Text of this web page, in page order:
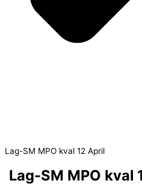
Lag-SM MPO kval 12 April
Lag-SM MPO kval